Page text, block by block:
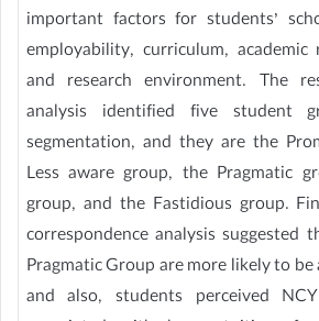
important factors for students’
employability, curriculum,
and research environment. The
analysis identified five student
segmentation, and they are the
Less aware group, the Pragmatic
group, and the Fastidious group.
correspondence analysis suggested
Pragmatic Group are more likely to
and also, students perceived